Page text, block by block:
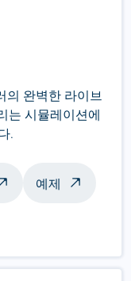
의 완벽한 라이브
는 시뮬레이션에
.
예제